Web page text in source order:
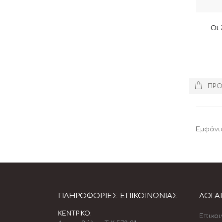
Οι
ΠΛΗΡΟΦΟΡΊΕΣ ΕΠΙΚΟΙΝΩΝΊΑΣ
ΚΕΝΤΡΙΚΌ: